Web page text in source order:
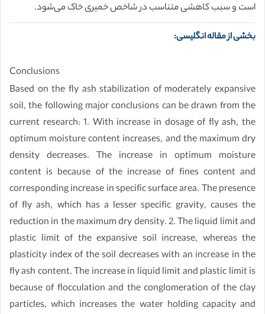
است و سبب کاهشی متناسب در شاخص خمیری خاک می‌شود.
بخشی از مقاله انگلیسی:
Conclusions
Based on the fly ash stabilization of moderately expansive
soil, the following major conclusions can be drawn from the
current research: 1. With increase in dosage of fly ash, the
optimum moisture content increases, and the maximum dry
density decreases. The increase in optimum moisture
content is because of the increase of fines content and
corresponding increase in specific surface area. The presence
of fly ash, which has a lesser specific gravity, causes the
reduction in the maximum dry density. 2. The liquid limit and
plastic limit of the expansive soil increase, whereas the
plasticity index of the soil decreases with an increase in the
fly ash content. The increase in liquid limit and plastic limit is
because of flocculation and the conglomeration of the clay
particles, which increases the water holding capacity and